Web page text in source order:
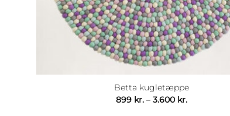
Betta kugletæppe
899 kr. – 3.600 kr.Prisinterval: